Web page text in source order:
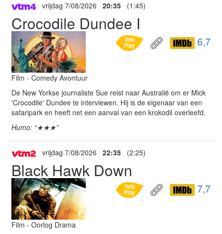
vrijdag 7/08/2026 20:35 (1:45)
Crocodile Dundee I
6,7
Film - Comedy Avontuur
De New Yorkse journaliste Sue reist naar Australië om er Mick
'Crocodile' Dundee te interviewen. Hij is de eigenaar van een
safaripark en heeft net een aanval van een krokodil overleefd.
Humo: “★★★”
vrijdag 7/08/2026 22:35 (2:25)
Black Hawk Down
7,7
Film - Oorlog Drama